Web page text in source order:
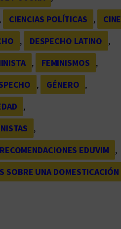
, CIENCIAS POLÍTICAS , CINE
, DESPECHO LATINO
,
, FEMINISMOS
,
, GÉNERO ,
,
,
RECOMENDACIONES EDUVIM
,
SOBRE UNA DOMESTICACIÓN